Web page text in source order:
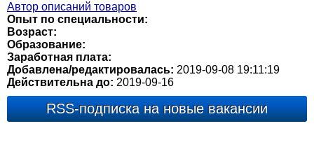
Автор описаний товаров
Опыт по специальности:
Возраст:
Образование:
Заработная плата:
Добавлена/редактировалась: 2019-09-08 19:11:19
Действительна до: 2019-09-16
RSS-подписка на новые вакансии